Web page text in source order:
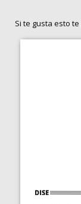
Si te gusta esto